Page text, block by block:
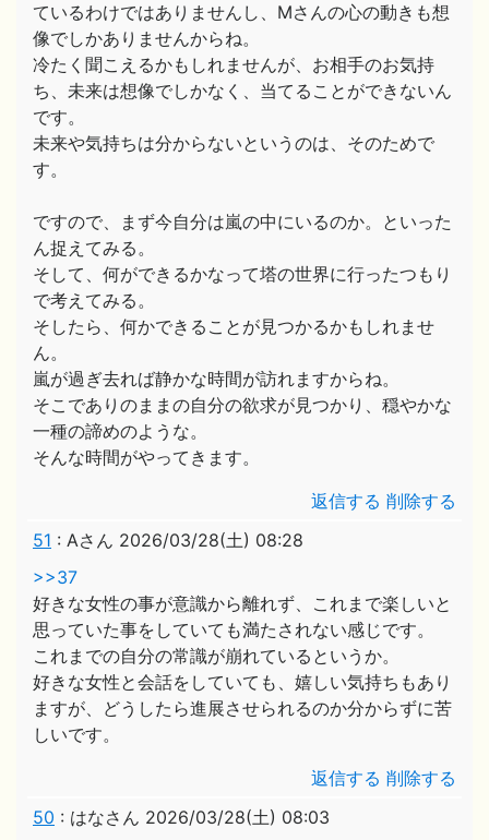
ているわけではありませんし、Mさんの心の動きも想
像でしかありませんからね。
冷たく聞こえるかもしれませんが、お相手のお気持
ち、未来は想像でしかなく、当てることができないん
です。
未来や気持ちは分からないというのは、そのためで
す。
ですので、まず今自分は嵐の中にいるのか。といった
ん捉えてみる。
そして、何ができるかなって塔の世界に行ったつもり
で考えてみる。
そしたら、何かできることが見つかるかもしれませ
ん。
嵐が過ぎ去れば静かな時間が訪れますからね。
そこでありのままの自分の欲求が見つかり、穏やかな
一種の諦めのような。
そんな時間がやってきます。
返信する 削除する
51 : Aさん 2026/03/28(土) 08:28
>>37
好きな女性の事が意識から離れず、これまで楽しいと
思っていた事をしていても満たされない感じです。
これまでの自分の常識が崩れているというか。
好きな女性と会話をしていても、嬉しい気持ちもあり
ますが、どうしたら進展させられるのか分からずに苦
しいです。
返信する 削除する
50 : はなさん 2026/03/28(土) 08:03